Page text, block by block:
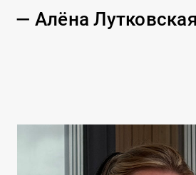
— Алёна Лутковская